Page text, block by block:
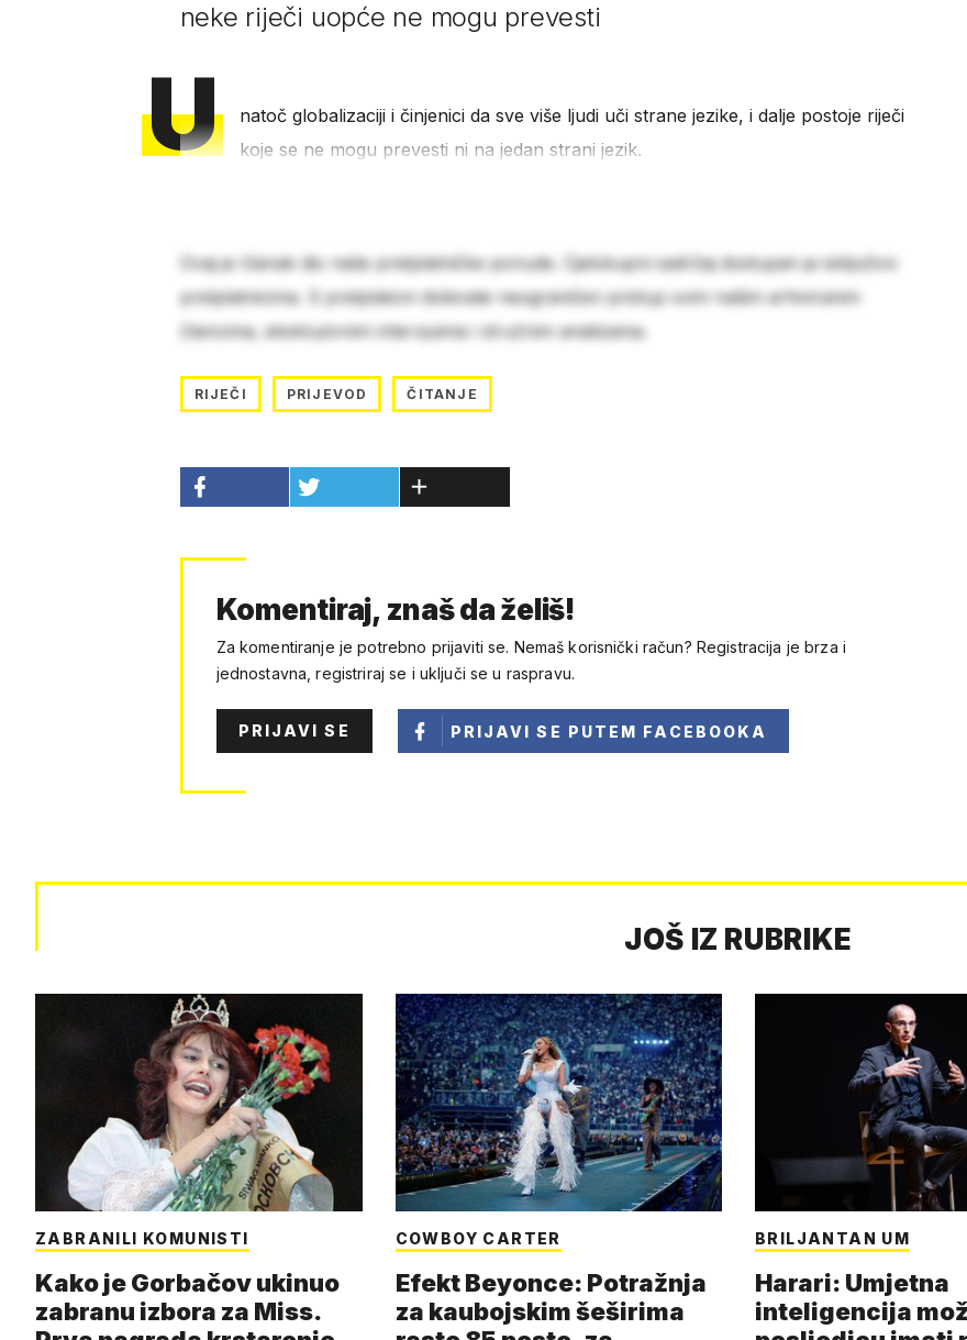
neke riječi uopće ne mogu prevesti
U
natoč globalizaciji i činjenici da sve više ljudi uči strane jezike, i dalje postoje riječi
koje se ne mogu prevesti ni na jedan strani jezik.
Ovaj je članak dio naše pretplatničke ponude. Cjelokupni sadržaj dostupan je isključivo
pretplatnicima. S pretplatom dobivate neograničen pristup svim našim arhiviranim
člancima, ekskluzivnim intervjuima i stručnim analizama.
RIJEČI PRIJEVOD ČITANJE
Komentiraj, znaš da želiš!
Za komentiranje je potrebno prijaviti se. Nemaš korisnički račun? Registracija je brza i
jednostavna, registriraj se i uključi se u raspravu.
PRIJAVI SE PRIJAVI SE PUTEM FACEBOOKA
JOŠ IZ RUBRIKE
ZABRANILI KOMUNISTI
Kako je Gorbačov ukinuo
zabranu izbora za Miss.
COWBOY CARTER
Efekt Beyonce: Potražnja
za kaubojskim šeširima
BRILJANTAN UM
Harari: Umjetna
inteligencija